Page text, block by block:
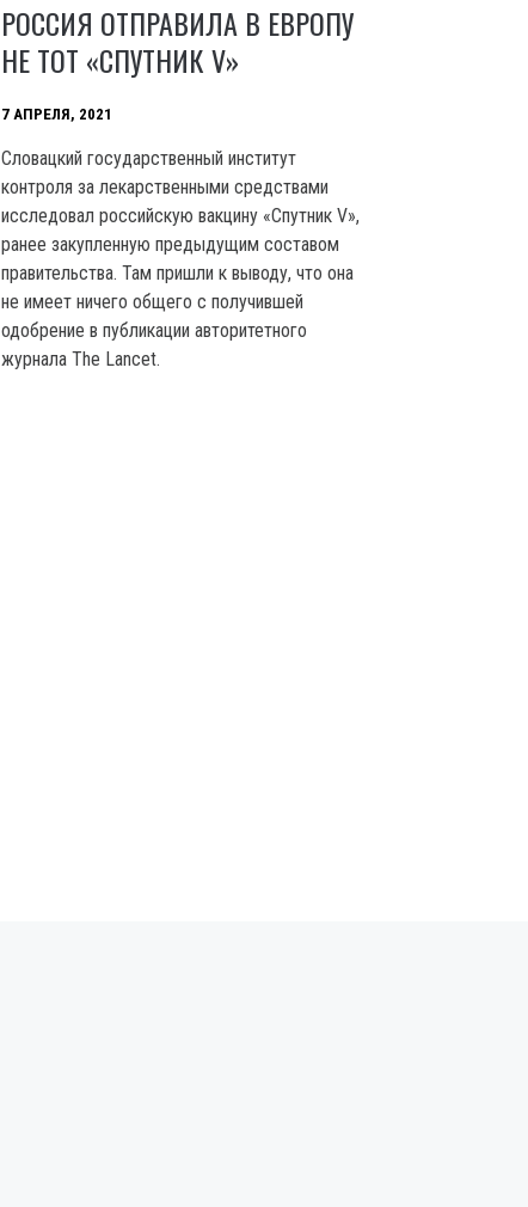
РОССИЯ ОТПРАВИЛА В ЕВРОПУ
НЕ ТОТ «СПУТНИК V»
7 АПРЕЛЯ, 2021
Словацкий государственный институт
контроля за лекарственными средствами
исследовал российскую вакцину «Спутник V»,
ранее закупленную предыдущим составом
правительства. Там пришли к выводу, что она
не имеет ничего общего с получившей
одобрение в публикации авторитетного
журнала The Lancet.